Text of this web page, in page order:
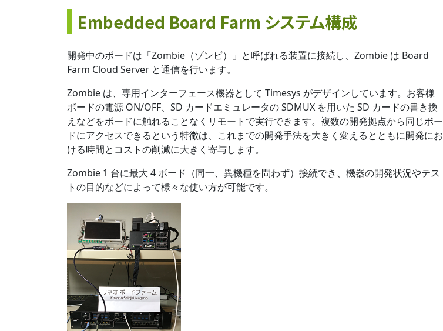
Embedded Board Farm システム構成
開発中のボードは「Zombie（ゾンビ）」と呼ばれる装置に接続し、Zombie は Board
Farm Cloud Server と通信を行います。
Zombie は、専用インターフェース機器として Timesys がデザインしています。お客様
ボードの電源 ON/OFF、SD カードエミュレータの SDMUX を用いた SD カードの書き換
えなどをボードに触れることなくリモートで実行できます。複数の開発拠点から同じボー
ドにアクセスできるという特徴は、これまでの開発手法を大きく変えるとともに開発にお
ける時間とコストの削減に大きく寄与します。
Zombie 1 台に最大 4 ボード（同一、異機種を問わず）接続でき、機器の開発状況やテス
トの目的などによって様々な使い方が可能です。